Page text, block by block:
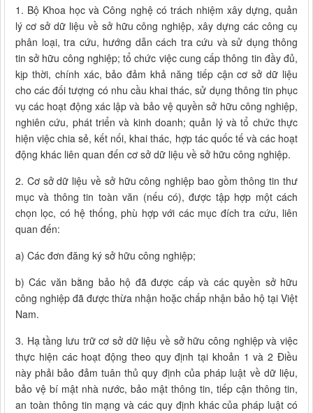
1. Bộ Khoa học và Công nghệ có trách nhiệm xây dựng, quản
lý cơ sở dữ liệu về sở hữu công nghiệp, xây dựng các công cụ
phân loại, tra cứu, hướng dẫn cách tra cứu và sử dụng thông
tin sở hữu công nghiệp; tổ chức việc cung cấp thông tin đầy đủ,
kịp thời, chính xác, bảo đảm khả năng tiếp cận cơ sở dữ liệu
cho các đối tượng có nhu cầu khai thác, sử dụng thông tin phục
vụ các hoạt động xác lập và bảo vệ quyền sở hữu công nghiệp,
nghiên cứu, phát triển và kinh doanh; quản lý và tổ chức thực
hiện việc chia sẻ, kết nối, khai thác, hợp tác quốc tế và các hoạt
động khác liên quan đến cơ sở dữ liệu về sở hữu công nghiệp.
2. Cơ sở dữ liệu về sở hữu công nghiệp bao gồm thông tin thư
mục và thông tin toàn văn (nếu có), được tập hợp một cách
chọn lọc, có hệ thống, phù hợp với các mục đích tra cứu, liên
quan đến:
a) Các đơn đăng ký sở hữu công nghiệp;
b) Các văn bằng bảo hộ đã được cấp và các quyền sở hữu
công nghiệp đã được thừa nhận hoặc chấp nhận bảo hộ tại Việt
Nam.
3. Hạ tầng lưu trữ cơ sở dữ liệu về sở hữu công nghiệp và việc
thực hiện các hoạt động theo quy định tại khoản 1 và 2 Điều
này phải bảo đảm tuân thủ quy định của pháp luật về dữ liệu,
bảo vệ bí mật nhà nước, bảo mật thông tin, tiếp cận thông tin,
an toàn thông tin mạng và các quy định khác của pháp luật có